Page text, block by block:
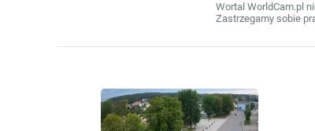
Wortal WorldCam.pl
Zastrzegamy sobie